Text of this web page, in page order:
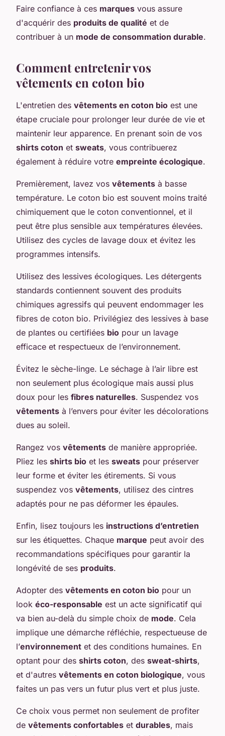
Faire confiance à ces marques vous assure
d'acquérir des produits de qualité et de
contribuer à un mode de consommation durable.
Comment entretenir vos
vêtements en coton bio
L'entretien des vêtements en coton bio est une
étape cruciale pour prolonger leur durée de vie et
maintenir leur apparence. En prenant soin de vos
shirts coton et sweats, vous contribuerez
également à réduire votre empreinte écologique.
Premièrement, lavez vos vêtements à basse
température. Le coton bio est souvent moins traité
chimiquement que le coton conventionnel, et il
peut être plus sensible aux températures élevées.
Utilisez des cycles de lavage doux et évitez les
programmes intensifs.
Utilisez des lessives écologiques. Les détergents
standards contiennent souvent des produits
chimiques agressifs qui peuvent endommager les
fibres de coton bio. Privilégiez des lessives à base
de plantes ou certifiées bio pour un lavage
efficace et respectueux de l’environnement.
Évitez le sèche-linge. Le séchage à l’air libre est
non seulement plus écologique mais aussi plus
doux pour les fibres naturelles. Suspendez vos
vêtements à l’envers pour éviter les décolorations
dues au soleil.
Rangez vos vêtements de manière appropriée.
Pliez les shirts bio et les sweats pour préserver
leur forme et éviter les étirements. Si vous
suspendez vos vêtements, utilisez des cintres
adaptés pour ne pas déformer les épaules.
Enfin, lisez toujours les instructions d’entretien
sur les étiquettes. Chaque marque peut avoir des
recommandations spécifiques pour garantir la
longévité de ses produits.
Adopter des vêtements en coton bio pour un
look éco-responsable est un acte significatif qui
va bien au-delà du simple choix de mode. Cela
implique une démarche réfléchie, respectueuse de
l’environnement et des conditions humaines. En
optant pour des shirts coton, des sweat-shirts,
et d'autres vêtements en coton biologique, vous
faites un pas vers un futur plus vert et plus juste.
Ce choix vous permet non seulement de profiter
de vêtements confortables et durables, mais